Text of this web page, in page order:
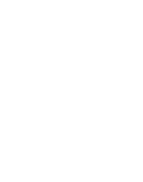
Bis 31.
Treffpunkt Gold der
Wert von je 30 Euro.